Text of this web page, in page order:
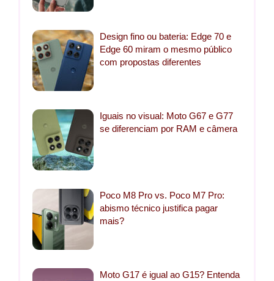
Design fino ou bateria: Edge 70 e
Edge 60 miram o mesmo público
com propostas diferentes
Iguais no visual: Moto G67 e G77
se diferenciam por RAM e câmera
Poco M8 Pro vs. Poco M7 Pro:
abismo técnico justifica pagar
mais?
Moto G17 é igual ao G15? Entenda